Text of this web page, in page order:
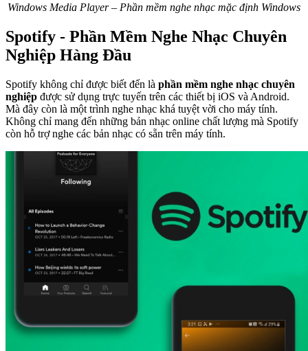
Windows Media Player – Phần mềm nghe nhạc mặc định Windows
Spotify - Phần Mềm Nghe Nhạc Chuyên
Nghiệp Hàng Đầu
Spotify không chỉ được biết đến là phần mềm nghe nhạc chuyên
nghiệp được sử dụng trực tuyến trên các thiết bị iOS và Android.
Mà đây còn là một trình nghe nhạc khá tuyệt vời cho máy tính.
Không chỉ mang đến những bản nhạc online chất lượng mà Spotify
còn hỗ trợ nghe các bản nhạc có sẵn trên máy tính.